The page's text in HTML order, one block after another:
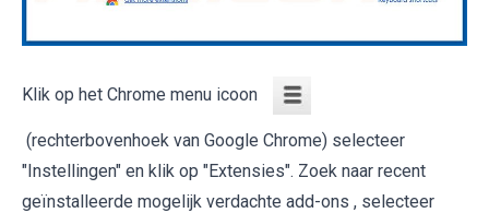
Klik op het Chrome menu icoon
(rechterbovenhoek van Google Chrome) selecteer
"Instellingen" en klik op "Extensies". Zoek naar recent
geïnstalleerde mogelijk verdachte add-ons , selecteer